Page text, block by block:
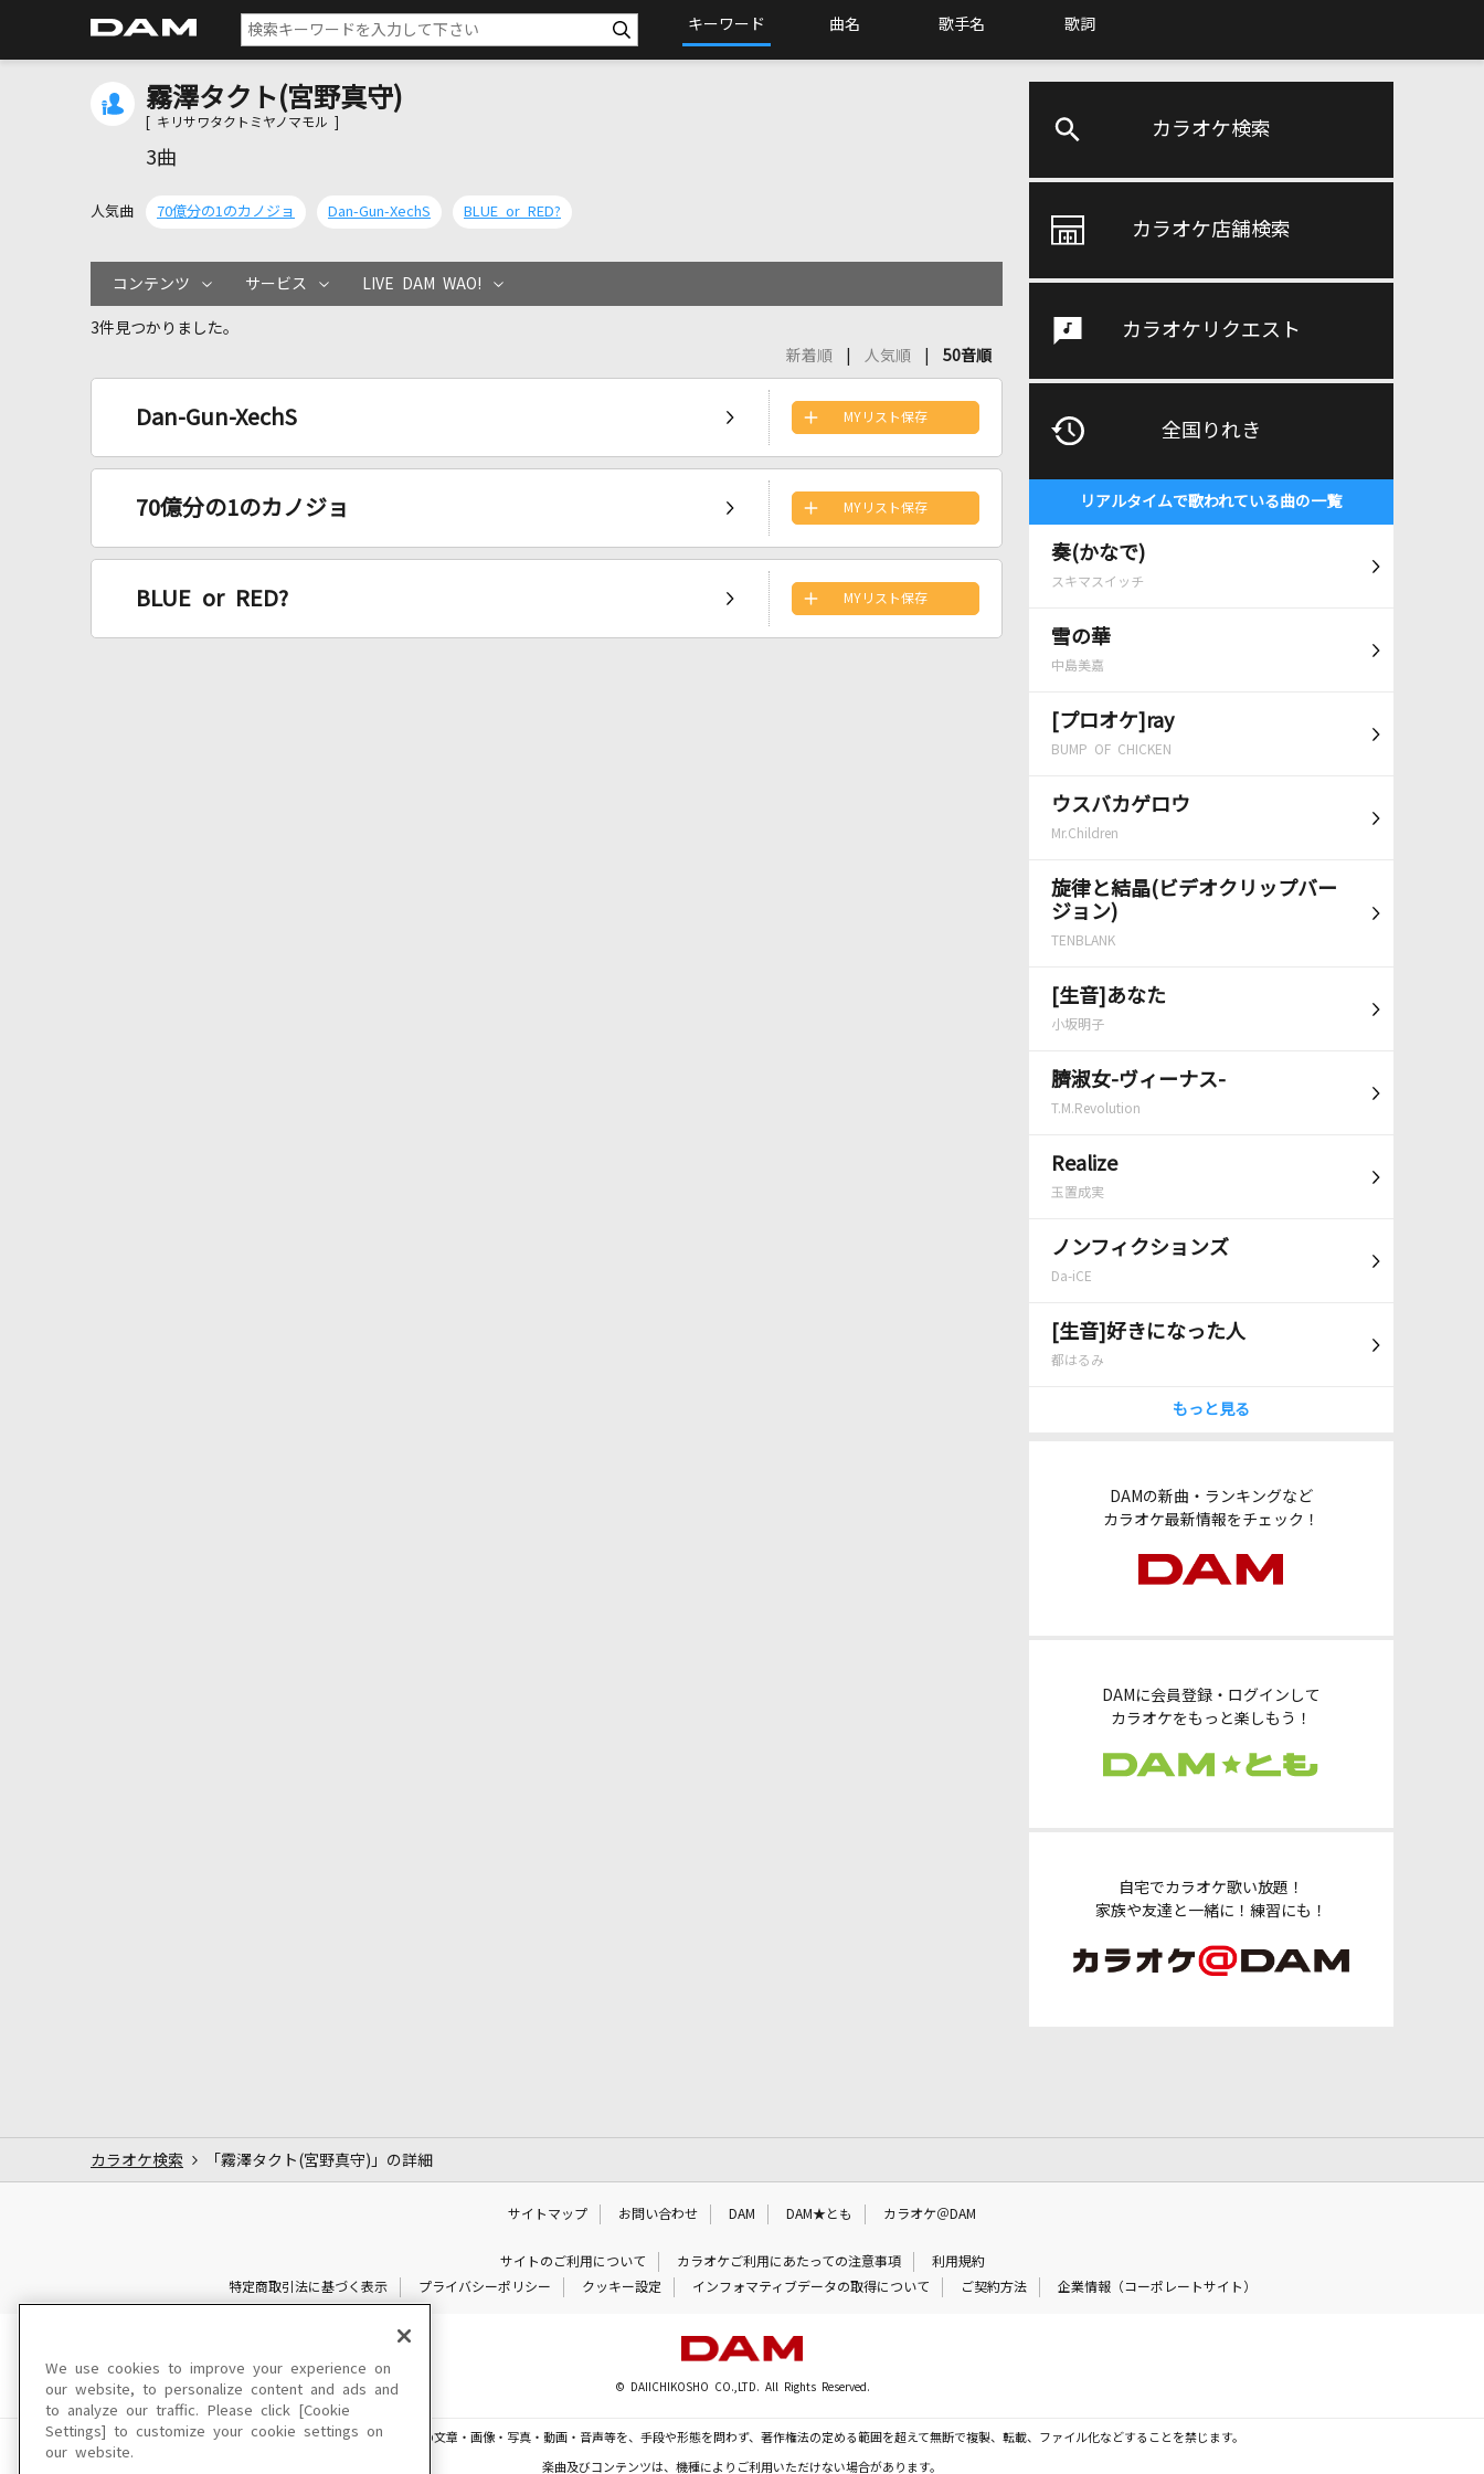
キーワード 曲名 歌手名 歌詞
カラオケ検索
カラオケ店舗検索
カラオケリクエスト
全国りれき
リアルタイムで歌われている曲の一覧
奏(かなで)
スキマスイッチ
雪の華
中島美嘉
[プロオケ]ray
BUMP OF CHICKEN
ウスバカゲロウ
Mr.Children
旋律と結晶(ビデオクリップバー
ジョン)
TENBLANK
[生音]あなた
小坂明子
臍淑女-ヴィーナス-
T.M.Revolution
Realize
玉置成実
ノンフィクションズ
Da-iCE
[生音]好きになった人
都はるみ
もっと見る
DAMの新曲・ランキングなど
カラオケ最新情報をチェック！
DAMに会員登録・ログインして
カラオケをもっと楽しもう！
自宅でカラオケ歌い放題！
家族や友達と一緒に！練習にも！
霧澤タクト(宮野真守)
[ キリサワタクトミヤノマモル ]
3曲
人気曲 70億分の1のカノジョ Dan-Gun-XechS BLUE or RED?
コンテンツ サービス LIVE DAM WAO!
3件見つかりました。
新着順
人気順 50音順
Dan-Gun-XechS MYリスト保存
70億分の1のカノジョ MYリスト保存
BLUE or RED? MYリスト保存
カラオケ検索 「霧澤タクト(宮野真守)」の詳細
サイトマップ お問い合わせ DAM DAM★とも カラオケ＠DAM
サイトのご利用について カラオケご利用にあたっての注意事項
利用規約
特定商取引法に基づく表示
プライバシーポリシー クッキー設定 インフォマティブデータの取得について ご契約方法 企業情報（コーポレートサイト）
© DAIICHIKOSHO CO.,LTD. All Rights Reserved.
このサイトに掲載されている一切の文章・画像・写真・動画・音声等を、手段や形態を問わず、著作権法の定める範囲を超えて無断で複製、転載、ファイル化などすることを禁じます。
楽曲及びコンテンツは、機種によりご利用いただけない場合があります。
We use cookies to improve your experience on
our website, to personalize content and ads and
to analyze our traffic. Please click [Cookie
Settings] to customize your cookie settings on
our website.